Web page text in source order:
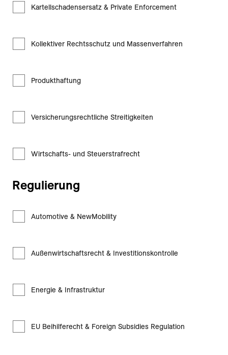
Kartellschadensersatz & Private Enforcement
Kollektiver Rechtsschutz und Massenverfahren
Produkthaftung
Versicherungsrechtliche Streitigkeiten
Wirtschafts- und Steuerstrafrecht
Regulierung
Automotive & NewMobility
Außenwirtschaftsrecht & Investitionskontrolle
Energie & Infrastruktur
EU Beihilferecht & Foreign Subsidies Regulation